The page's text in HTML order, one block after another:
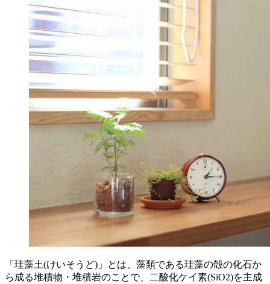
「珪藻土(けいそうど)」とは、藻類である珪藻の殻の化石か
ら成る堆積物・堆積岩のことで、二酸化ケイ素(SiO2)を主成